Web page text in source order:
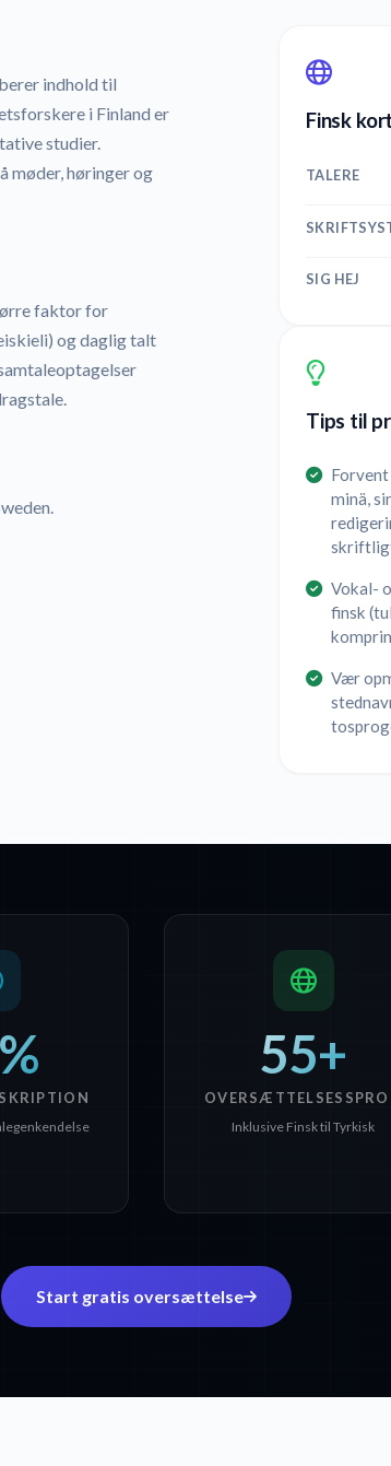
indhold til
i Finland er
studier.
møder, høringer og
faktor for
og daglig talt
Finsk
TALERE
SIG HEJ
Tips til
minä,
Vokal-
finsk
Vær
55+
Inklusive Finsk til Tyrkisk
Start gratis oversættelse